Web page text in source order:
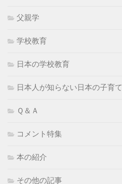
父親学
学校教育
日本の学校教育
日本人が知らない日本の子育て
Ｑ＆Ａ
コメント特集
本の紹介
その他の記事